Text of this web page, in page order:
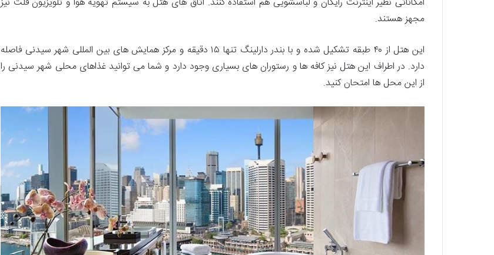
مجهز هستند.
این هتل از ۴۰ طبقه تشکیل شده و با بندر دارلینگ تنها ۱۵ دقیقه و مرکز همایش ‌های بین ‌المللی شهر سیدنی فاصله
دارد. در اطراف این هتل نیز کافه ها و رستوران‌ های بسیاری وجود دارد و شما می ‌توانید غذاهای محلی شهر سیدنی را
از این محل ها امتحان کنید.